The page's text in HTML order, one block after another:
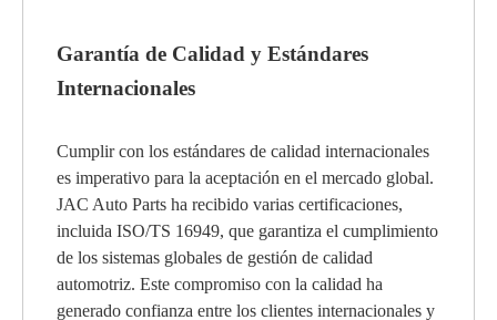
Garantía de Calidad y Estándares
Internacionales
Cumplir con los estándares de calidad internacionales
es imperativo para la aceptación en el mercado global.
JAC Auto Parts ha recibido varias certificaciones,
incluida ISO/TS 16949, que garantiza el cumplimiento
de los sistemas globales de gestión de calidad
automotriz. Este compromiso con la calidad ha
generado confianza entre los clientes internacionales y